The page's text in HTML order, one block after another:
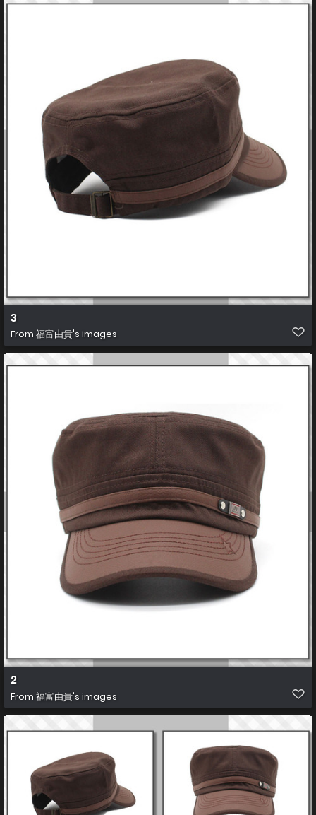
3
From 福富由貴's images
2
From 福富由貴's images